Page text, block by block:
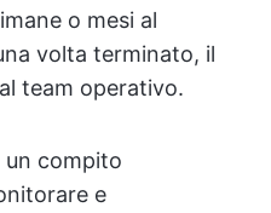
o mesi al
volta terminato, il
team operativo.
un compito
e